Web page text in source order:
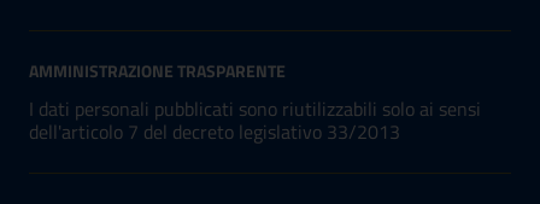
AMMINISTRAZIONE TRASPARENTE
I dati personali pubblicati sono riutilizzabili solo ai sensi
dell'articolo 7 del decreto legislativo 33/2013